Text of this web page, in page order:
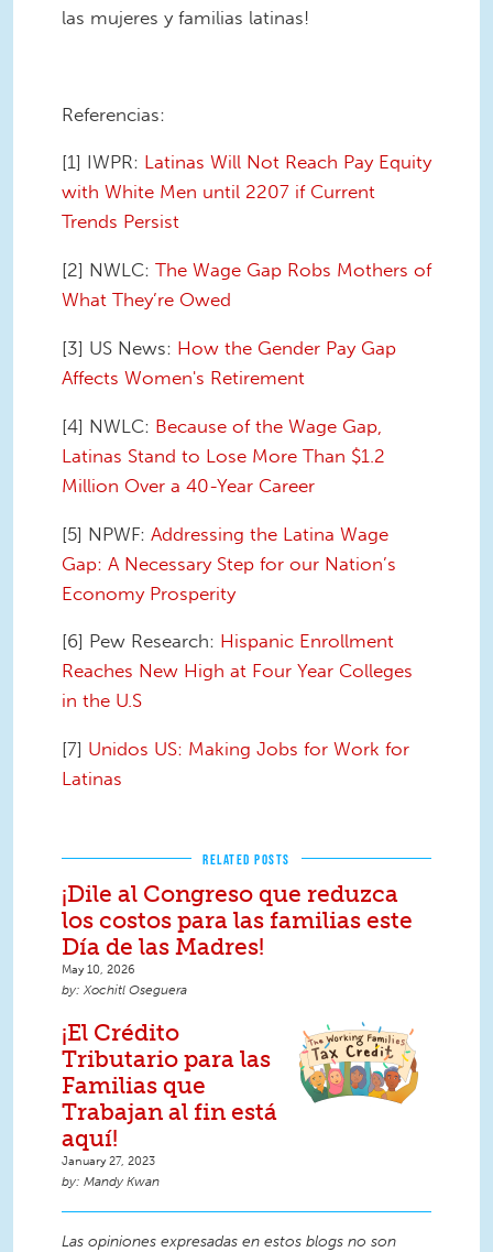
las mujeres y familias latinas!
Referencias:
[1] IWPR: Latinas Will Not Reach Pay Equity
with White Men until 2207 if Current
Trends Persist
[2] NWLC: The Wage Gap Robs Mothers of
What They’re Owed
[3] US News: How the Gender Pay Gap
Affects Women's Retirement
[4] NWLC: Because of the Wage Gap,
Latinas Stand to Lose More Than $1.2
Million Over a 40-Year Career
[5] NPWF: Addressing the Latina Wage
Gap: A Necessary Step for our Nation’s
Economy Prosperity
[6] Pew Research: Hispanic Enrollment
Reaches New High at Four Year Colleges
in the U.S
[7] Unidos US: Making Jobs for Work for
Latinas
RELATED POSTS
¡Dile al Congreso que reduzca
los costos para las familias este
Día de las Madres!
May 10, 2026
Xochitl Oseguera
¡El Crédito
Tributario para las
Familias que
Trabajan al fin está
aquí!
January 27, 2023
Mandy Kwan
Las opiniones expresadas en estos blogs no son